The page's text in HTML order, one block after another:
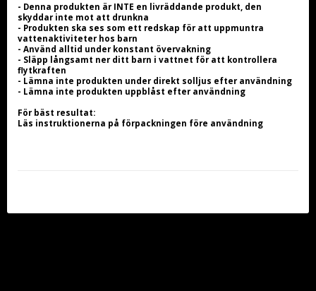
- Denna produkten är INTE en livräddande produkt, den
skyddar inte mot att drunkna
- Produkten ska ses som ett redskap för att uppmuntra
vattenaktiviteter hos barn
- Använd alltid under konstant övervakning
- Släpp långsamt ner ditt barn i vattnet för att kontrollera
flytkraften
- Lämna inte produkten under direkt solljus efter användning
- Lämna inte produkten uppblåst efter användning
För bäst resultat:
Läs instruktionerna på förpackningen före användning